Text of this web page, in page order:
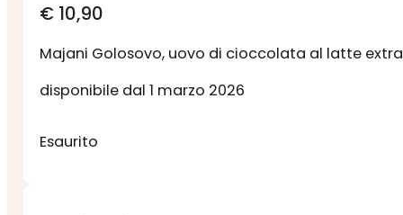
€ 10,90
Majani Golosovo, uovo di cioccolata al latte
disponibile dal 1 marzo 2026
Esaurito